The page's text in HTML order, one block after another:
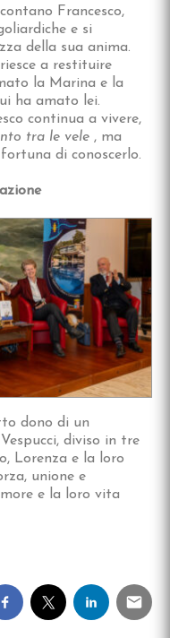
Francesco,
e si
della sua anima.
a restituire
la Marina e la
ha amato lei.
continua a vivere,
tra le vele , ma
di conoscerlo.
dono di un
diviso in tre
Lorenza e la loro
unione e
e la loro vita